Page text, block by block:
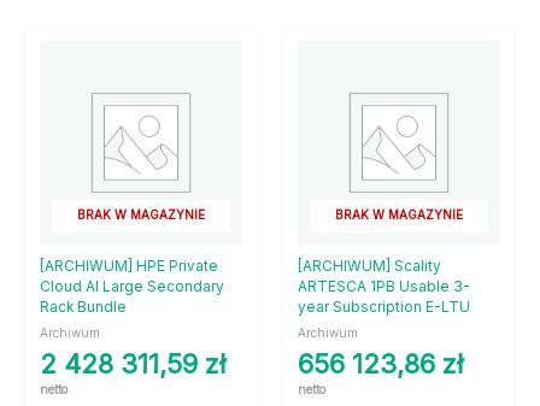
BRAK W MAGAZYNIE
[ARCHIWUM] HPE Private
Cloud AI Large Secondary
Rack Bundle
Archiwum
2 428 311,59 zł
netto
BRAK W MAGAZYNIE
[ARCHIWUM] Scality
ARTESCA 1PB Usable 3-
year Subscription E-LTU
Archiwum
656 123,86 zł
netto